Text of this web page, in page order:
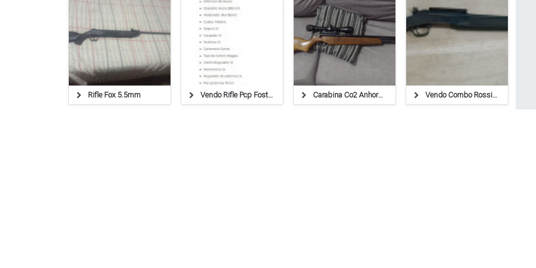
Rifle Fox 5.5mm Vendo Rifle Pcp Foster 290 Cal 5,5 + Inflador Carabina Co2 Anhorn 5.5 Vendo Combo Rossi 608